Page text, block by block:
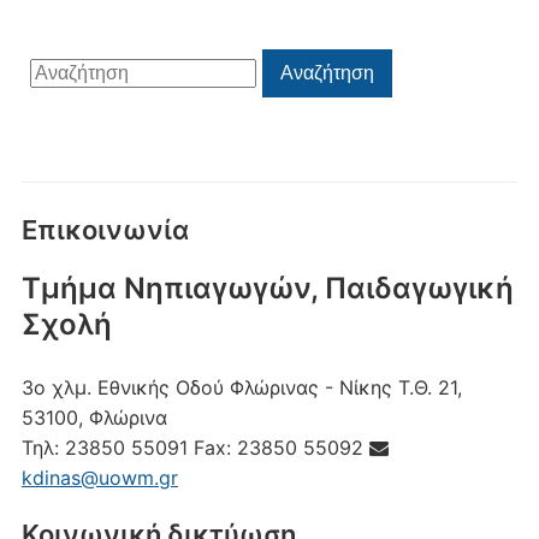
Αναζήτηση
για:
Αναζήτηση
Επικοινωνία
Τμήμα Νηπιαγωγών, Παιδαγωγική
Σχολή
3ο χλμ. Εθνικής Οδού Φλώρινας - Νίκης Τ.Θ. 21,
53100, Φλώρινα
Τηλ: 23850 55091 Fax: 23850 55092
kdinas@uowm.gr